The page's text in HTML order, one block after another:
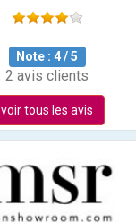
Note : 4/5
2 avis clients
voir tous les avis